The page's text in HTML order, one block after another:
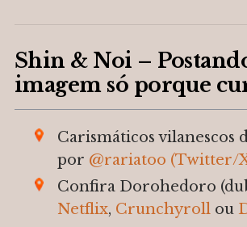
Shin & Noi –
imagem só porque
Carismáticos vilanescos
por @rariatoo (Twitter/
Confira Dorohedoro
Netflix, Crunchyrollou